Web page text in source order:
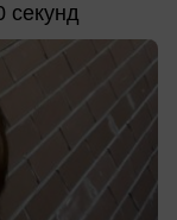
секунд